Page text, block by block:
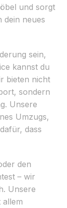
und sorgt
dein neues
sein,
kannst du
bieten nicht
sondern
Unsere
Umzugs,
dass
den
– wir
Unsere